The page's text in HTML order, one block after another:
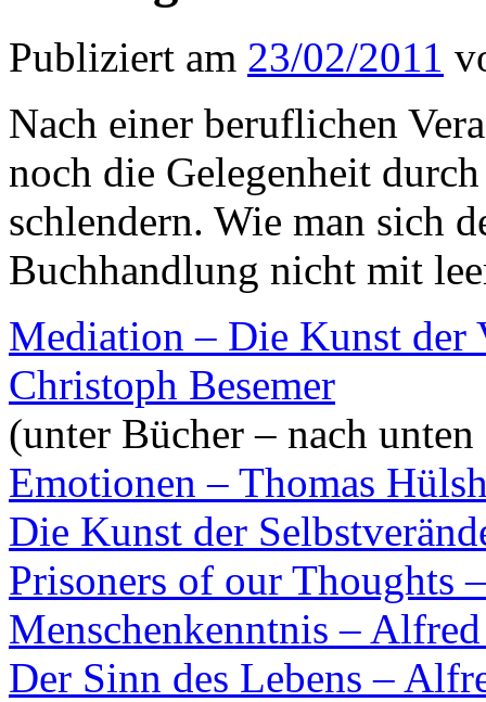
Publiziert am 23/02/2011
Nach einer beruflichen
noch die Gelegenheit
schlendern. Wie man sich
Buchhandlung nicht mit
Mediation – Die Kunst
Christoph Besemer
(unter Bücher – nach
Emotionen – Thomas
Die Kunst der
Prisoners of our Thoughts
Menschenkenntnis –
Der Sinn des Lebens –